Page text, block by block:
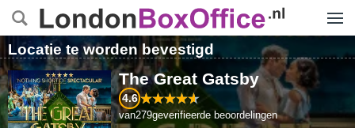
Locatie te worden bevestigd
The Great Gatsby
4.6
van279geverifieerde beoordelingen